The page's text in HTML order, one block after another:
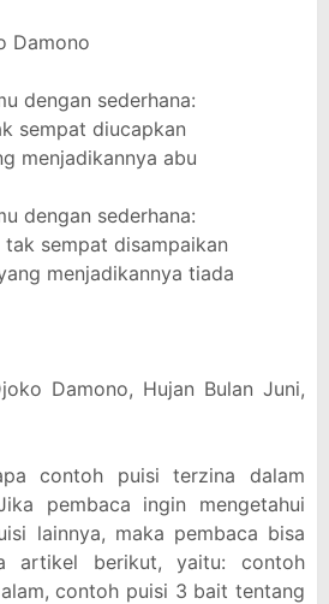
Damono
dengan sederhana:
sempat diucapkan
menjadikannya abu
dengan sederhana:
sempat disampaikan
menjadikannya tiada
Damono, Hujan Bulan Juni,
contoh puisi terzina dalam
pembaca ingin mengetahui
lainnya, maka pembaca bisa
artikel berikut, yaitu: contoh
contoh puisi 3 bait tentang